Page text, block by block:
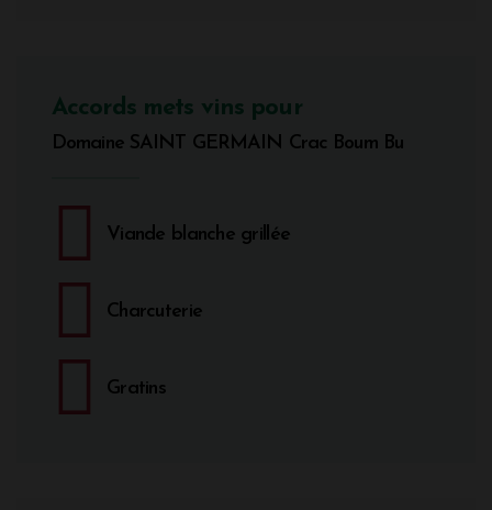
Accords mets vins pour
Domaine SAINT GERMAIN Crac Boum Bu
Viande blanche grillée
Charcuterie
Gratins